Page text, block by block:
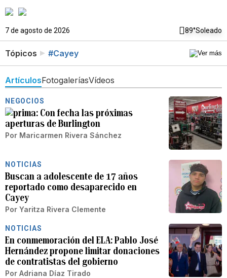
7 de agosto de 2026 89°Soleado
Tópicos #Cayey
ArtículosFotogaleríasVídeos
NEGOCIOS
Con fecha las próximas
aperturas de Burlington
Por Maricarmen Rivera Sánchez
NOTICIAS
Buscan a adolescente de 17 años
reportado como desaparecido en
Cayey
Por Yaritza Rivera Clemente
NOTICIAS
En conmemoración del ELA: Pablo José
Hernández propone limitar donaciones
de contratistas del gobierno
Por Adriana Díaz Tirado